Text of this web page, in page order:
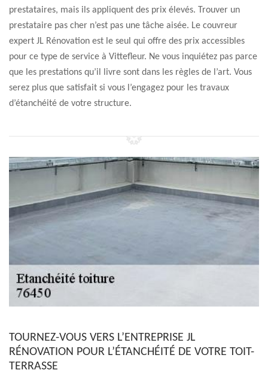
prestataires, mais ils appliquent des prix élevés. Trouver un
prestataire pas cher n’est pas une tâche aisée. Le couvreur
expert JL Rénovation est le seul qui offre des prix accessibles
pour ce type de service à Vittefleur. Ne vous inquiétez pas parce
que les prestations qu’il livre sont dans les règles de l’art. Vous
serez plus que satisfait si vous l’engagez pour les travaux
d’étanchéité de votre structure.
TOURNEZ-VOUS VERS L’ENTREPRISE JL
RÉNOVATION POUR L’ÉTANCHÉITÉ DE VOTRE TOIT-
TERRASSE